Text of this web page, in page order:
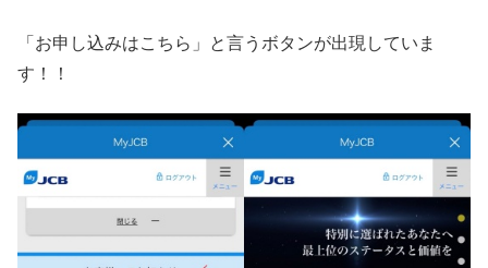
「お申し込みはこちら」と言うボタンが出現していま
す！！